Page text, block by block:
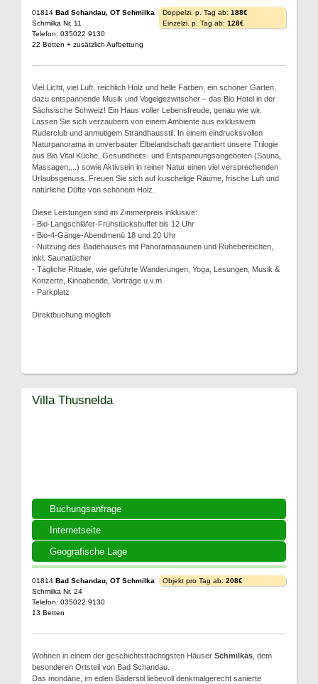
01814 Bad Schandau, OT Schmilka
Schmilka Nr. 11
Telefon: 035022 9130
22 Betten + zusätzlich Aufbettung
Doppelzi. p. Tag ab: 188€
Einzelzi. p. Tag ab: 128€
Viel Licht, viel Luft, reichlich Holz und helle Farben, ein schöner Garten,
dazu entspannende Musik und Vogelgezwitscher – das Bio Hotel in der
Sächsische Schweiz! Ein Haus voller Lebensfreude, genau wie wir.
Lassen Sie sich verzaubern von einem Ambiente aus exklusivem
Ruderclub und anmutigem Strandhausstil. In einem eindrucksvollen
Naturpanorama in unverbauter Elbelandschaft garantiert unsere Trilogie
aus Bio Vital Küche, Gesundheits- und Entspannungsangeboten (Sauna,
Massagen,...) sowie Aktivsein in reiner Natur einen viel versprechenden
Urlaubsgenuss. Freuen Sie sich auf kuschelige Räume, frische Luft und
natürliche Düfte von schönem Holz.
Diese Leistungen sind im Zimmerpreis inklusive:
- Bio-Langschläfer-Frühstücksbuffet bis 12 Uhr
- Bio-4-Gänge-Abendmenü 18 und 20 Uhr
- Nutzung des Badehauses mit Panoramasaunen und Ruhebereichen,
inkl. Saunatücher
- Tägliche Rituale, wie geführte Wanderungen, Yoga, Lesungen, Musik &
Konzerte, Kinoabende, Vorträge u.v.m.
- Parkplatz
Direktbuchung möglich
Buchungsanfrage
Internetseite
Geografische Lage
Villa Thusnelda
01814 Bad Schandau, OT Schmilka
Schmilka Nr. 24
Telefon: 035022 9130
13 Betten
Objekt pro Tag ab: 208€
Wohnen in einem der geschichtsträchtigsten Häuser Schmilkas , dem
besonderen Ortsteil von Bad Schandau.
Das mondäne, im edlen Bäderstil liebevoll denkmalgerecht sanierte